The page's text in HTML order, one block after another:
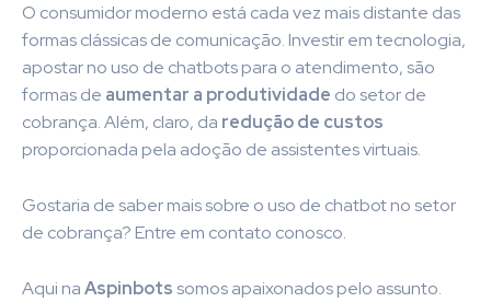
O consumidor moderno está cada vez mais distante das
formas clássicas de comunicação. Investir em tecnologia,
apostar no uso de chatbots para o atendimento, são
formas de aumentar a produtividade do setor de
cobrança. Além, claro, da redução de custos
proporcionada pela adoção de assistentes virtuais.
Gostaria de saber mais sobre o uso de chatbot no setor
de cobrança? Entre em contato conosco.
Aqui naAspinbots somos apaixonados pelo assunto.